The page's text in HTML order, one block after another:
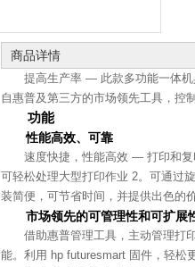
商品详情
提高生产率 — 此款多功能一体
自惠普及第三方的市场领先工具，控
功能
性能高效、可靠
速度快捷，性能高效 — 打印和
可轻松处理大型打印作业 2。可通过
装简便，可节省时间，并提供出色的
市场领先的可管理性和可扩展
借助惠普管理工具，主动管理打
能。利用 hp futuresmart 固件，轻松